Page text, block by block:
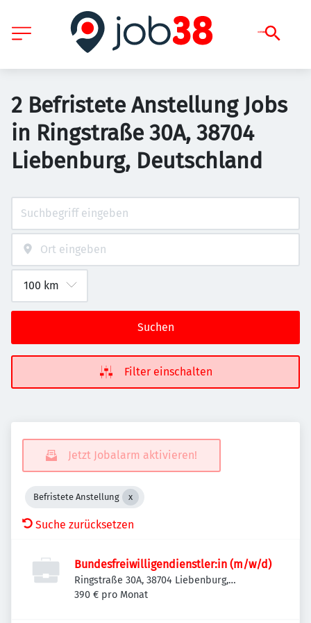
2 Befristete Anstellung Jobs
in Ringstraße 30A, 38704
Liebenburg, Deutschland
Suchen
Filter einschalten
Jetzt Jobalarm aktivieren!
Befristete Anstellung
Suche zurücksetzen
Bundesfreiwilligendienstler:in (m/w/d)
Ringstraße 30A, 38704 Liebenburg,
Deutschland
390 € pro Monat